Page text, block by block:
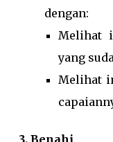
dengan:
Melihat
yang
Melihat
Benahi